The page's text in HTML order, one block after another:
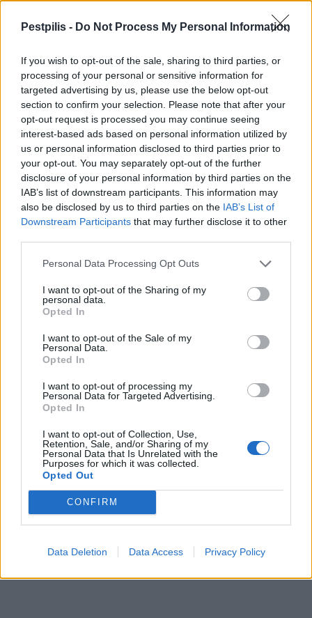
Pestpilis - Do Not Process My Personal Information
If you wish to opt-out of the sale, sharing to third parties, or
processing of your personal or sensitive information for
targeted advertising by us, please use the below opt-out
section to confirm your selection. Please note that after your
opt-out request is processed you may continue seeing
interest-based ads based on personal information utilized by
us or personal information disclosed to third parties prior to
your opt-out. You may separately opt-out of the further
disclosure of your personal information by third parties on the
IAB’s list of downstream participants. This information may
also be disclosed by us to third parties on the IAB’s List of
Downstream Participants that may further disclose it to other
Personal Data Processing Opt Outs
I want to opt-out of the Sharing of my
personal data.
Opted In
I want to opt-out of the Sale of my
Personal Data.
Opted In
I want to opt-out of processing my
Personal Data for Targeted Advertising.
Opted In
I want to opt-out of Collection, Use,
Retention, Sale, and/or Sharing of my
Personal Data that Is Unrelated with the
Purposes for which it was collected.
Opted Out
CONFIRM
Data Deletion Data Access Privacy Policy
Csökkenti Józsefváros az üresen álló lakásállományát
Helyi
Beindult az őszibarackszezon, szeptemberig
élvezhetjük
Örökségvédelem – Fokról fokra újítják fel a Széchenyi